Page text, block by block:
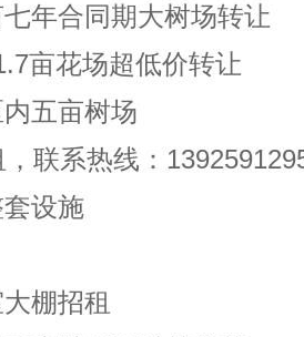
年合同期大树场转让
亩花场超低价转让
五亩树场
联系热线：
设施
棚招租